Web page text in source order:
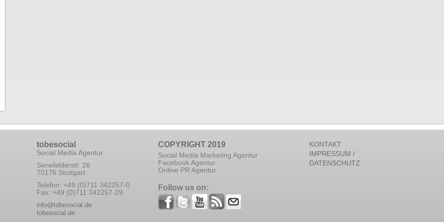
tobesocial
Social Media Agentur
Senefelderstr. 26
70176 Stuttgart
Telefon: +49 (0)711 342257-0
Fax: +49 (0)711 342257-29
info@tobesocial.de
tobesocial.de
COPYRIGHT 2019
Social Media Marketing Agentur
Facebook Agentur
Online PR Agentur
Follow us on:
KONTAKT
IMPRESSUM /
DATENSCHUTZ